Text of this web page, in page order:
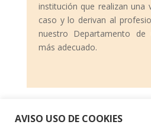
institución que realizan una
caso y lo derivan al
nuestro Departamento de
más adecuado.
AVISO USO DE COOKIES